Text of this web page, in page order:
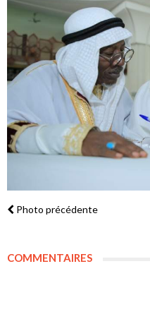
Photo précédente
COMMENTAIRES